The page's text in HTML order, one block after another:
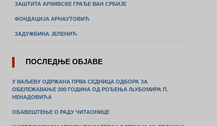
ЗАШТИТА АРХИВСКЕ ГРАЂЕ ВАН СРБИЈЕ
ФОНДАЦИЈА АРНАУТОВИЋ
ЗАДУЖБИНА ЈЕЛЕНИЋ
ПОСЛЕДЊЕ ОБЈАВЕ
У ВАЉЕВУ ОДРЖАНА ПРВА СЕДНИЦА ОДБОРА ЗА
ОБЕЛЕЖАВАЊЕ 200 ГОДИНА ОД РОЂЕЊА ЉУБОМИРА П.
НЕНАДОВИЋА
ОБАВЕШТЕЊЕ О РАДУ ЧИТАОНИЦЕ